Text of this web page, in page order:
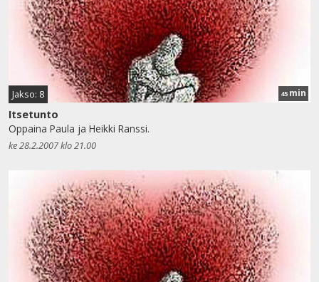
Jakso: 8 45 min
Itsetunto
Oppaina Paula ja Heikki Ranssi.
ke 28.2.2007 klo 21.00